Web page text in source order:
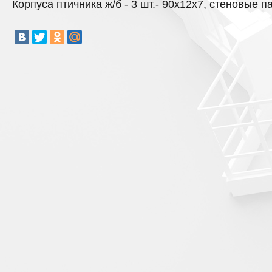
Корпуса птичника ж/б - 3 шт.- 90х12х7, стеновые